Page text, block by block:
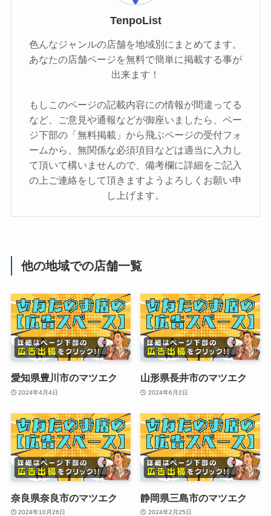
TenpoList
色んなジャンルの店舗を地域別にまとめてます。
あなたの店舗ページを無料で簡単に掲載する事が
出来ます！
もしこのページの記載内容にの情報が間違ってる
など、ご意見や通報などが御座いましたら、ペー
ジ下部の「無料掲載」から飛ぶページの受付フォ
ームから、無関係な必須項目などは適当に入力し
て頂いて構いませんので、備考欄に詳細をご記入
の上ご連絡をして頂きますようよろしくお願い申
し上げます。
他の地域での店舗一覧
愛知県豊川市のマツエク
2024年4月4日
山形県長井市のマツエク
2024年6月2日
奈良県奈良市のマツエク
2024年10月26日
静岡県三島市のマツエク
2024年2月25日